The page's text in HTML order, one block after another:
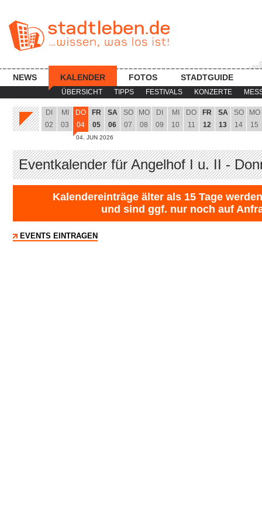
ÜBERSICHT TIPPS FESTIVALS KONZERTE
NEWS KALENDER FOTOS STADTGUIDE
DI
02
MI
03
DO
04
04. JUN 2026
FR
05
SA
06
SO
07
MO
08
DI
09
MI
10
DO
11
FR
12
SA
13
SO
14
MO
15
Eventkalender für Angelhof I u. II -
Kalendereinträge älter als 15 Tage
und sind ggf. nur noch auf
EVENTS EINTRAGEN